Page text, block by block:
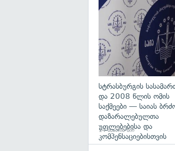
სტრასბურგის
და 2008 წლის ომის
საქმეები — საიას
დაზარალებულთა
უფლებებისა და
კომპენსაციებისთვის
14 საათის წინ